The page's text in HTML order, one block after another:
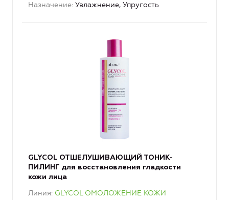
Назначение Увлажнение, Упругость
GLYCOL ОТШЕЛУШИВАЮЩИЙ ТОНИК-
ПИЛИНГ для восстановления гладкости
кожи лица
Линия GLYCOL ОМОЛОЖЕНИЕ КОЖИ